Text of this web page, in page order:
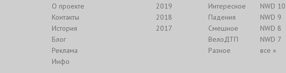
О проекте
Контакты
История
Блог
Реклама
Инфо
2019
2018
2017
Интересное
Падения
Смешное
ВелоДТП
Разное
NWD 10
NWD 9
NWD 8
NWD 7
все »